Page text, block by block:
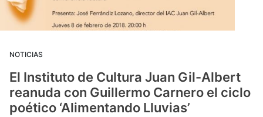
NOTICIAS
El Instituto de Cultura Juan Gil-Albert
reanuda con Guillermo Carnero el ciclo
poético ‘Alimentando Lluvias’